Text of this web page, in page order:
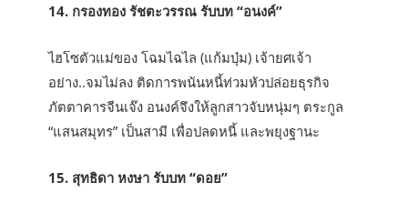
14. กรองทอง รัชตะวรรณ รับบท “อนงค์”
ไฮโซตัวแม่ของ โฉมไฉไล (แก้มบุ๋ม) เจ้ายศเจ้า
อย่าง..จมไม่ลง ติดการพนันหนี้ท่วมหัวปล่อยธุรกิจ
ภัตตาคารจีนเจ๊ง อนงค์จึงให้ลูกสาวจับหนุ่มๆ ตระกูล
“แสนสมุทร” เป็นสามี เพื่อปลดหนี้ และพยุงฐานะ
15. สุทธิดา หงษา รับบท “ดอย”